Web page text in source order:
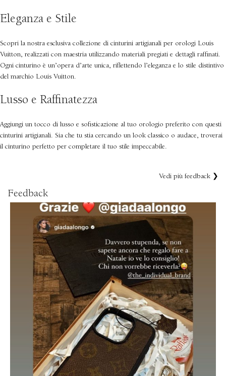
Eleganza e Stile
Scopri la nostra esclusiva collezione di cinturini artigianali per orologi Louis
Vuitton, realizzati con maestria utilizzando materiali pregiati e dettagli raffinati.
Ogni cinturino è un’opera d’arte unica, riflettendo l’eleganza e lo stile distintivo
del marchio Louis Vuitton.
Lusso e Raffinatezza
Aggiungi un tocco di lusso e sofisticazione al tuo orologio preferito con questi
cinturini artigianali. Sia che tu stia cercando un look classico o audace, troverai
il cinturino perfetto per completare il tuo stile impeccabile.
Feedback
Vedi più feedback ❯